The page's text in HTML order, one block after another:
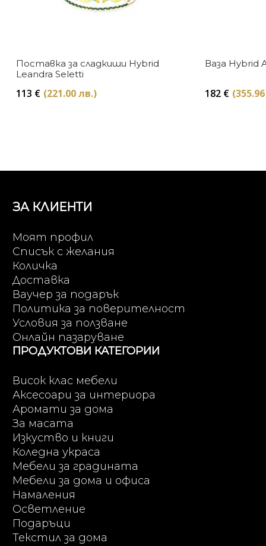
Поставка за сладкиши Hybrid
Leandra Seletti
113 € (221.00 лв.)
Ваза Hybrid
182 €
ЗА КЛИЕНТИ
Моят профил
Списък с желания
Количка
Доставка
Ваучер за подарък
Политика за поверителност
Условия за ползване
Онлайн пазаруване
ПРОДУКТОВИ КАТЕГОРИИ
Висок клас мебели
Аксесоари за интериора
Аромати за дома
За масата
Изкуство и книги
Коледна украса
Мебели за градината
Мебели за дома и офиса
Намаления
Осветление
Подаръци
Текстил за дома